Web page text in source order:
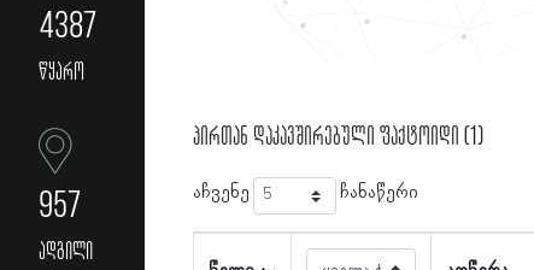
4387
წყარო
957
ადგილი
პირთან დაკავშირებული ფაქტოიდი (1)
აჩვენე ჩანაწერი